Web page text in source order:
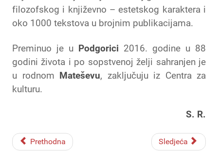
filozofskog i književno – estetskog karaktera i
oko 1000 tekstova u brojnim publikacijama.
Preminuo je u Podgorici 2016. godine u 88
godini života i po sopstvenoj želji sahranjen je
u rodnom Mateševu, zaključuju iz Centra za
kulturu.
S. R.
Prethodna Sledjeća